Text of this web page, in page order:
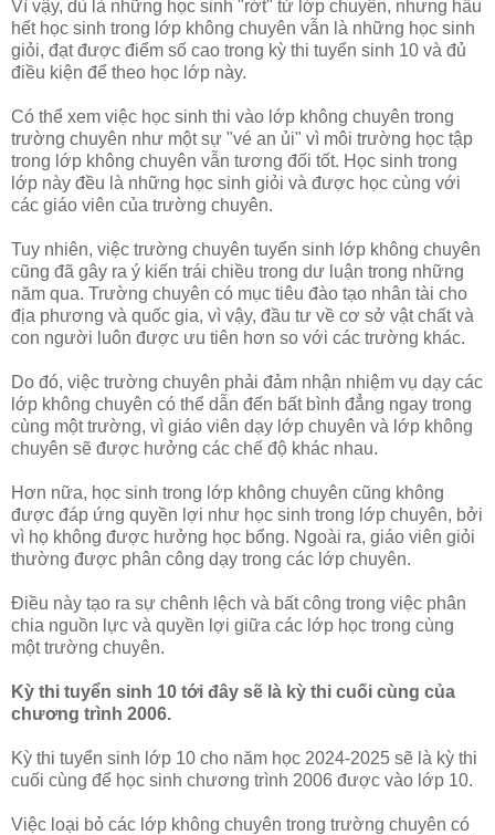
Vì vậy, dù là những học sinh "rớt" từ lớp chuyên, nhưng hầu
hết học sinh trong lớp không chuyên vẫn là những học sinh
giỏi, đạt được điểm số cao trong kỳ thi tuyển sinh 10 và đủ
điều kiện để theo học lớp này.
Có thể xem việc học sinh thi vào lớp không chuyên trong
trường chuyên như một sự "vé an ủi" vì môi trường học tập
trong lớp không chuyên vẫn tương đối tốt. Học sinh trong
lớp này đều là những học sinh giỏi và được học cùng với
các giáo viên của trường chuyên.
Tuy nhiên, việc trường chuyên tuyển sinh lớp không chuyên
cũng đã gây ra ý kiến trái chiều trong dư luận trong những
năm qua. Trường chuyên có mục tiêu đào tạo nhân tài cho
địa phương và quốc gia, vì vậy, đầu tư về cơ sở vật chất và
con người luôn được ưu tiên hơn so với các trường khác.
Do đó, việc trường chuyên phải đảm nhận nhiệm vụ dạy các
lớp không chuyên có thể dẫn đến bất bình đẳng ngay trong
cùng một trường, vì giáo viên dạy lớp chuyên và lớp không
chuyên sẽ được hưởng các chế độ khác nhau.
Hơn nữa, học sinh trong lớp không chuyên cũng không
được đáp ứng quyền lợi như học sinh trong lớp chuyên, bởi
vì họ không được hưởng học bổng. Ngoài ra, giáo viên giỏi
thường được phân công dạy trong các lớp chuyên.
Điều này tạo ra sự chênh lệch và bất công trong việc phân
chia nguồn lực và quyền lợi giữa các lớp học trong cùng
một trường chuyên.
Kỳ thi tuyển sinh 10 tới đây sẽ là kỳ thi cuối cùng của
chương trình 2006.
Kỳ thi tuyển sinh lớp 10 cho năm học 2024-2025 sẽ là kỳ thi
cuối cùng để học sinh chương trình 2006 được vào lớp 10.
Việc loại bỏ các lớp không chuyên trong trường chuyên có